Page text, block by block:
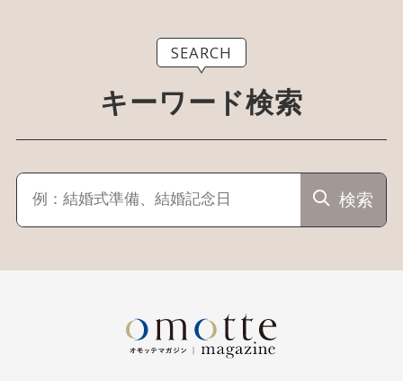
SEARCH
キーワード検索
検索